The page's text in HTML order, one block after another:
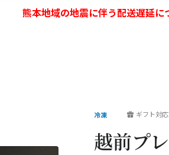
熊本地域の地震に伴う配送遅延に
ギフト対
越前プ